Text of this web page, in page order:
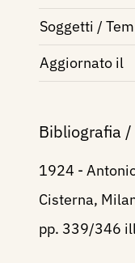
Soggetti /
Aggiornato il
Bibliografia /
1924 -
Cisterna,
pp. 339/346